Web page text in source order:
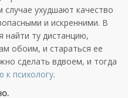
ухудшают качество
и искренними. В
найти ту дистанцию,
обоим, и стараться ее
сделать вдвоем, и тогда
к психологу.